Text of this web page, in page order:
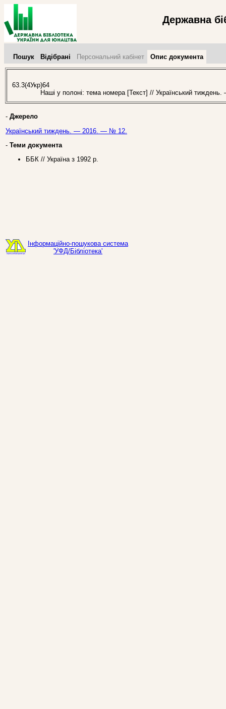
Державна
Пошук Відібрані Персональний кабінет Опис документа
63.3(4Укр)64
Наші у полоні: тема номера [Текст] // Український
- Джерело
Український тиждень. — 2016. — № 12.
- Теми документа
ББК // Україна з 1992 р.
Інформаційно-пошукова система
'УФД/Бібліотека'